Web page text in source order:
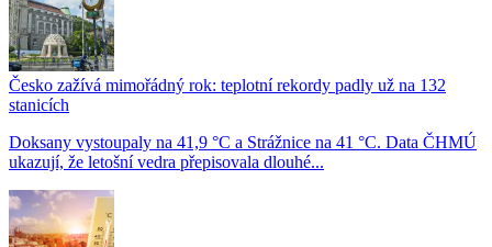
Česko zažívá mimořádný rok: teplotní rekordy padly už na 132
stanicích
Doksany vystoupaly na 41,9 °C a Strážnice na 41 °C. Data ČHMÚ
ukazují, že letošní vedra přepisovala dlouhé...